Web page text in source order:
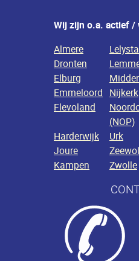
Wij zijn o.a. actief /
Almere
Dronten
Elburg
Emmeloord Nijkerk
Flevoland
(NOP)
Harderwijk
Urk
Joure
Kampen
Zwolle